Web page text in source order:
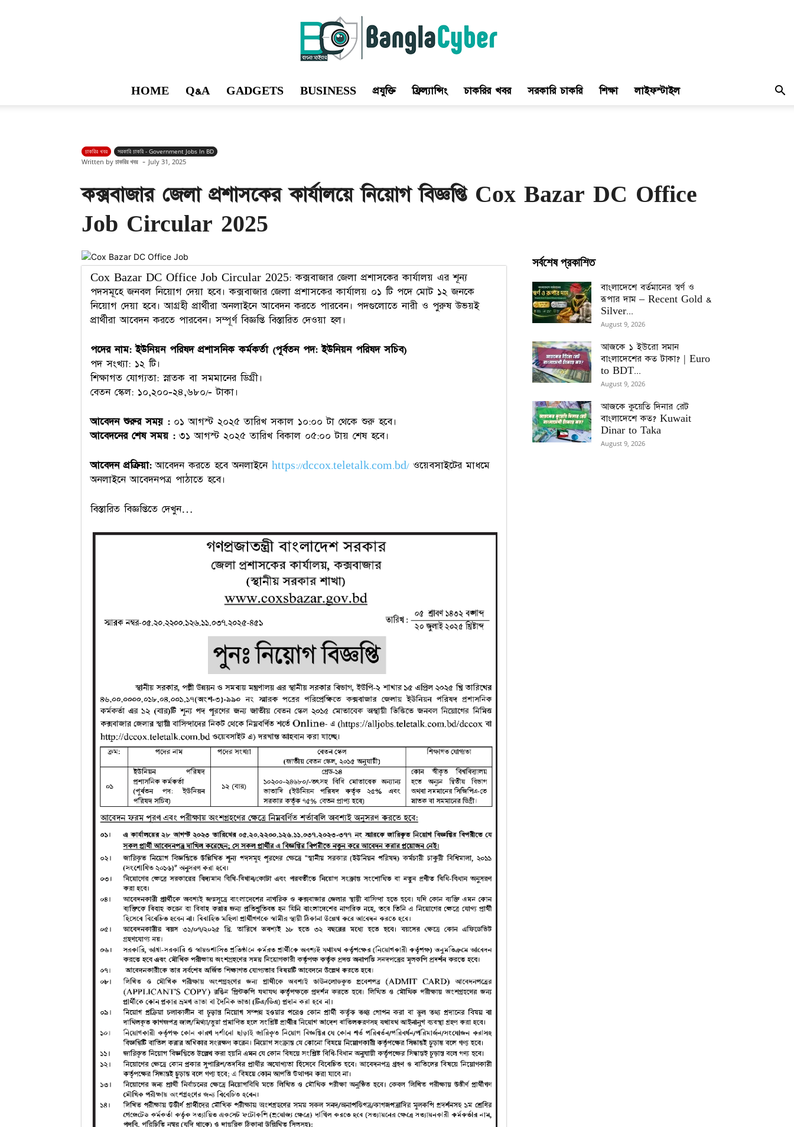
HOME Q&A GADGETS BUSINESS প্রযুক্তি ফ্রিল্যান্সিং চাকরির খবর সরকারি চাকরি শিক্ষা লাইফস্টাইল
চাকরির খবর সরকারি চাকরি - Government Jobs In BD
Written by চাকরির খবর - July 31, 2025
কক্সবাজার জেলা প্রশাসকের কার্যালয়ে নিয়োগ বিজ্ঞপ্তি Cox Bazar DC Office
Job Circular 2025
Cox Bazar DC Office Job Circular 2025: কক্সবাজার জেলা প্রশাসকের কার্যালয় এর শূন্য
পদসমূহে জনবল নিয়োগ দেয়া হবে। কক্সবাজার জেলা প্রশাসকের কার্যালয় ০১ টি পদে মোট ১২ জনকে
নিয়োগ দেয়া হবে। আগ্রহী প্রার্থীরা অনলাইনে আবেদন করতে পারবেন। পদগুলোতে নারী ও পুরুষ উভয়ই
প্রার্থীরা আবেদন করতে পারবেন। সম্পূর্ণ বিজ্ঞপ্তি বিস্তারিত দেওয়া হল।
পদের নাম: ইউনিয়ন পরিষদ প্রশাসনিক কর্মকর্তা (পূর্বতন পদ: ইউনিয়ন পরিষদ সচিব)
পদ সংখ্যা: ১২ টি।
শিক্ষাগত যোগ্যতা: স্নাতক বা সমমানের ডিগ্রী।
বেতন স্কেল: ১০,২০০-২৪,৬৮০/- টাকা।
আবেদন শুরুর সময় :০১ আগস্ট ২০২৫ তারিখ সকাল ১০:০০ টা থেকে শুরু হবে।
আবেদনের শেষ সময় :৩১ আগস্ট ২০২৫ তারিখ বিকাল ০৫:০০ টায় শেষ হবে।
আবেদন প্রক্রিয়া:আবেদন করতে হবে অনলাইনে https://dccox.teletalk.com.bd/ওয়েবসাইটের মাধমে
অনলাইনে আবেদনপত্র পাঠাতে হবে।
বিস্তারিত বিজ্ঞপ্তিতে দেখুন…
সর্বশেষ প্রকাশিত
বাংলাদেশে বর্তমানের স্বর্ণ ও
রূপার দাম – Recent Gold &
Silver...
August 9, 2026
আজকে ১ ইউরো সমান
বাংলাদেশের কত টাকা? | Euro
to BDT...
August 9, 2026
আজকে কুয়েতি দিনার রেট
বাংলাদেশে কত? Kuwait
Dinar to Taka
August 9, 2026